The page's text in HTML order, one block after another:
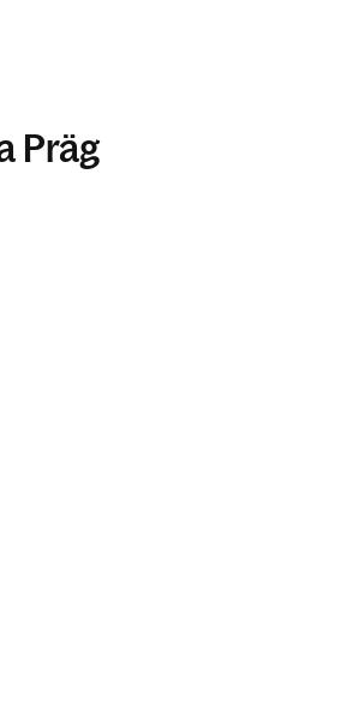
Präg